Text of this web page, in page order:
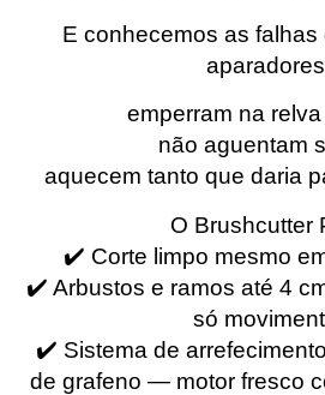
E conhecemos as falhas
emperram na
não aguentam
aquecem tanto que daria
O Brushcutter
✔️ Corte limpo mesmo
✔️ Arbustos e ramos até 4
só
✔️ Sistema de
de grafeno — motor fresco